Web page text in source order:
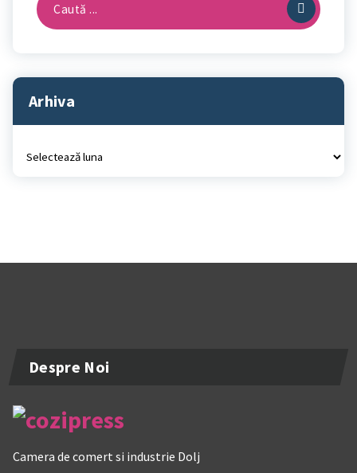
după:
Arhiva
Despre Noi
Camera de comert si industrie Dolj